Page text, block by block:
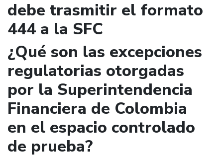
debe trasmitir el formato
444 a la SFC
¿Qué son las excepciones
regulatorias otorgadas
por la Superintendencia
Financiera de Colombia
en el espacio controlado
de prueba?